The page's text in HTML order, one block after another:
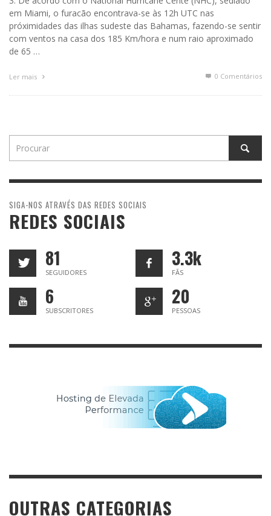
em Miami, o furacão encontrava-se às 12h UTC nas
próximidades das ilhas sudeste das Bahamas, fazendo-se sentir
com ventos na casa dos 185 Km/hora e num raio aproximado
de 65 …
Ler mais 0 Comentários
SIGA-NOS ATRAVÉS DAS REDES SOCIAIS
REDES SOCIAIS
81
SEGUIDORES
3.3k
FÃS
6
SUBSCRITORES
20
PESSOAS
OUTRAS CATEGORIAS